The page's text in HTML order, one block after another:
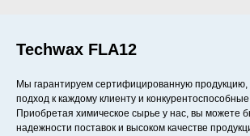
Techwax FLA12
Мы гарантируем сертифицированную
подход к каждому клиенту и
Приобретая химическое сырье у нас, вы можете
надежности поставок и высоком качестве